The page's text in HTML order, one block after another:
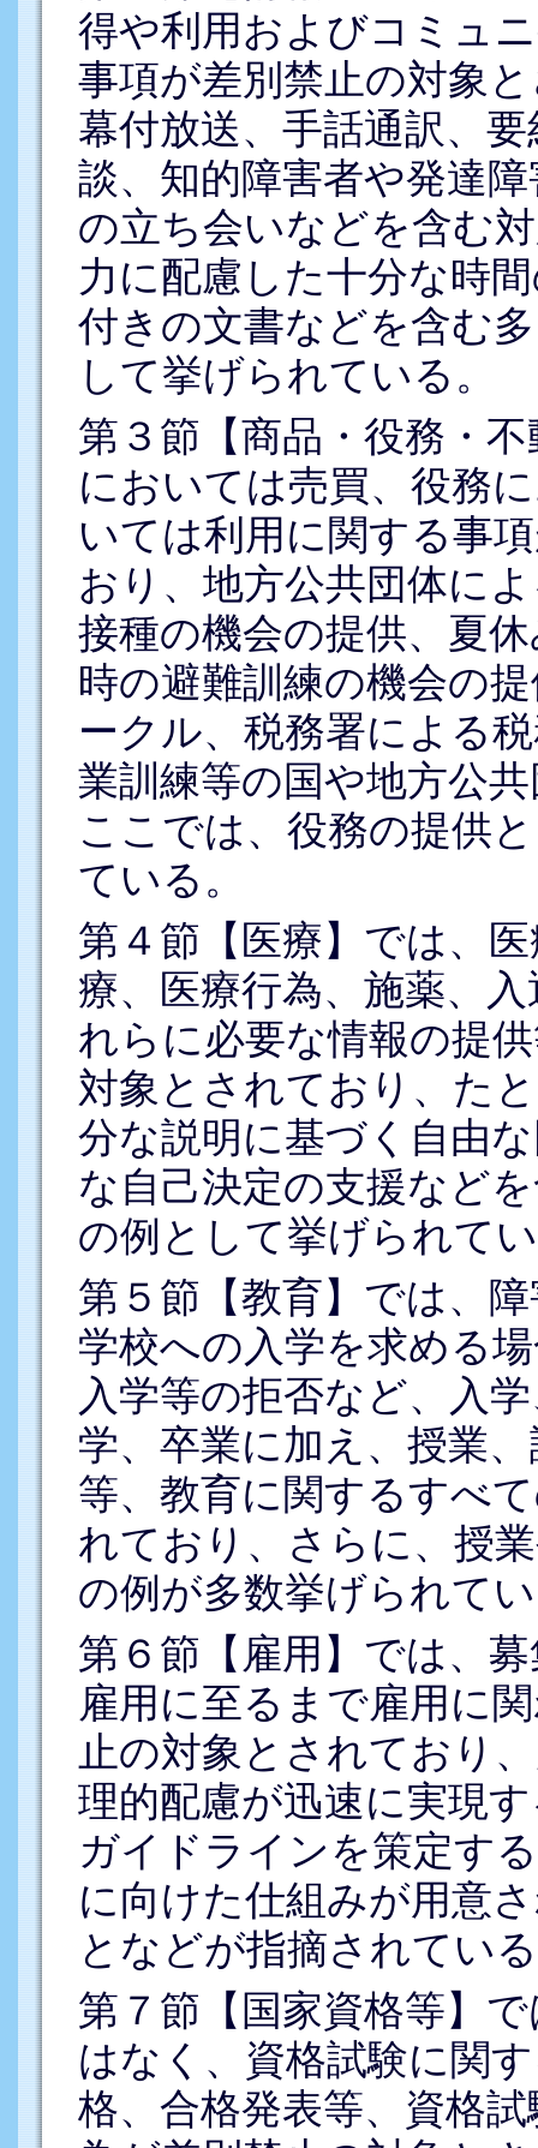
得や利用およびコミュ
事項が差別禁止の対象
幕付放送、手話通訳、
談、知的障害者や発達
の立ち会いなどを含む
力に配慮した十分な時
付きの文書などを含む
して挙げられている。
第３節【商品・役務・
においては売買、役務
いては利用に関する事
おり、地方公共団体に
接種の機会の提供、夏
時の避難訓練の機会の
ークル、税務署による
業訓練等の国や地方公
ここでは、役務の提供
ている。
第４節【医療】では、
療、医療行為、施薬、
れらに必要な情報の提
対象とされており、た
分な説明に基づく自由
な自己決定の支援など
の例として挙げられて
第５節【教育】では、
学校への入学を求める
入学等の拒否など、入
学、卒業に加え、授業
等、教育に関するすべ
れており、さらに、授
の例が多数挙げられて
第６節【雇用】では、
雇用に至るまで雇用に
止の対象とされており
理的配慮が迅速に実現
ガイドラインを策定す
に向けた仕組みが用意
となどが指摘されてい
第７節【国家資格等】
はなく、資格試験に関
格、合格発表等、資格